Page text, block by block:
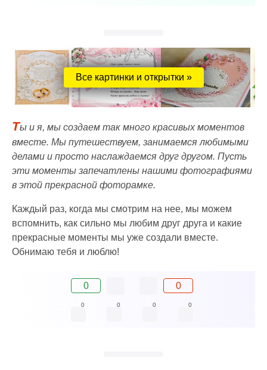
Все картинки и открытки »
Ты и я, мы создаем так много красивых моментов
вместе. Мы путешествуем, занимаемся любимыми
делами и просто наслаждаемся друг другом. Пусть
эти моменты запечатлены нашими фотографиями
в этой прекрасной фоторамке.
Каждый раз, когда мы смотрим на нее, мы можем
вспомнить, как сильно мы любим друг друга и какие
прекрасные моменты мы уже создали вместе.
Обнимаю тебя и люблю!
0 0
0 0 0 0